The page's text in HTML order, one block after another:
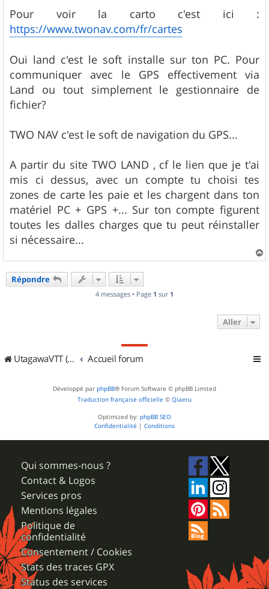
s
s
a
g
Pour voir la carto c'est ici :
https://www.twonav.com/fr/cartes
Oui land c'est le soft installe sur ton PC. Pour
communiquer avec le GPS effectivement via
Land ou tout simplement le gestionnaire de
fichier?
TWO NAV c'est le soft de navigation du GPS...
A partir du site TWO LAND , cf le lien que je t'ai
mis ci dessus, avec un compte tu choisi tes
zones de carte les paie et les chargent dans ton
matériel PC + GPS +... Sur ton compte figurent
toutes les dalles charges que tu peut réinstaller
si nécessaire...
a
Répondre
4 messages • Page 1 sur 1
Aller
UtagawaVTT (Randos VTT et VTTAE avec traces GPS) Accueil forum
Développé par phpBB® Forum Software © phpBB Limited
Traduction française officielle © Qiaeru
Optimized by: phpBB SEO
Confidentialité | Conditions
Qui sommes-nous ?
Contact & Logos
Services pros
Mentions légales
Politique de
confidentialité
Consentement / Cookies
Stats des traces GPX
Status des services